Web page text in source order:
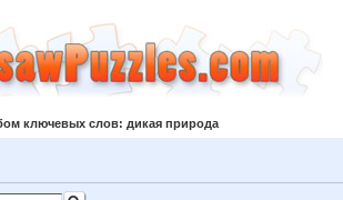
ключевых слов: дикая природа